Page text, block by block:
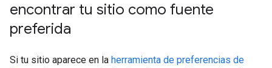
encontrar tu sitio como fuente
preferida
Si tu sitio aparece en la herramienta de preferencias de